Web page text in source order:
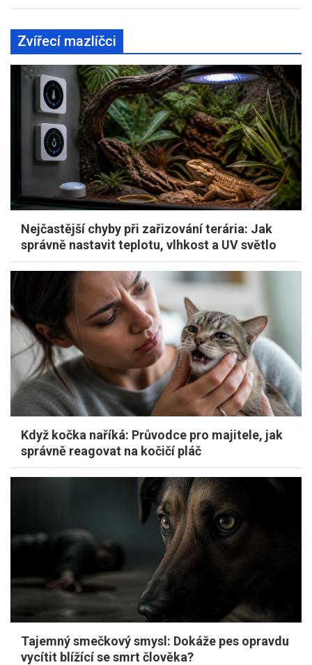
Zvířecí mazlíčci
Nejčastější chyby při zařizování terária: Jak
správně nastavit teplotu, vlhkost a UV světlo
Když kočka naříká: Průvodce pro majitele, jak
správně reagovat na kočičí pláč
Tajemný smečkový smysl: Dokáže pes opravdu
vycítit blížící se smrt člověka?